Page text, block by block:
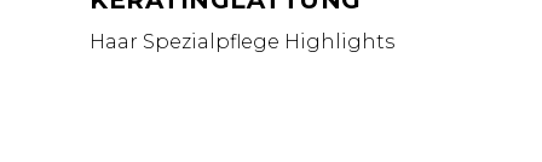
Haar Spezialpflege Highlights